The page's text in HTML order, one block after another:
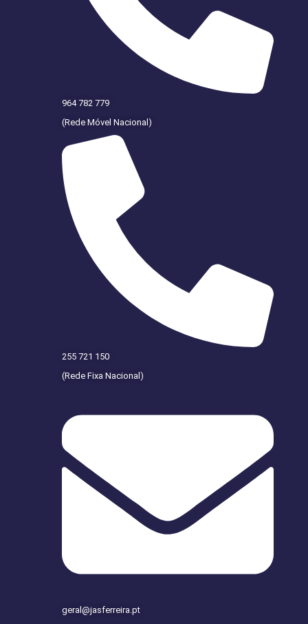
964 782 779
(Rede Móvel Nacional)
255 721 150
(Rede Fixa Nacional)
geral@jasferreira.pt